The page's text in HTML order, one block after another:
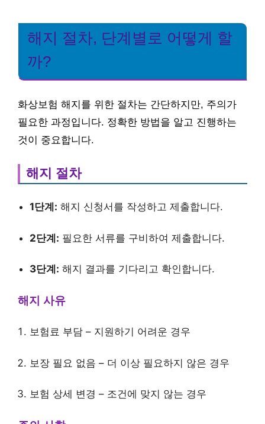
해지 절차, 단계별로 어떻게 할
까?
화상보험 해지를 위한 절차는 간단하지만, 주의가
필요한 과정입니다. 정확한 방법을 알고 진행하는
것이 중요합니다.
해지 절차
1단계: 해지 신청서를 작성하고 제출합니다.
2단계: 필요한 서류를 구비하여 제출합니다.
3단계: 해지 결과를 기다리고 확인합니다.
해지 사유
보험료 부담 – 지원하기 어려운 경우
보장 필요 없음 – 더 이상 필요하지 않은 경우
보험 상세 변경 – 조건에 맞지 않는 경우